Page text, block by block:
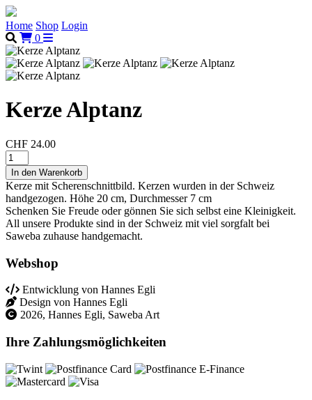
Home Shop Login
0
Kerze Alptanz
CHF 24.00
Kerze mit Scherenschnittbild. Kerzen wurden in der Schweiz
handgezogen. Höhe 20 cm, Durchmesser 7 cm
Schenken Sie Freude oder gönnen Sie sich selbst eine Kleinigkeit.
All unsere Produkte sind in der Schweiz mit viel sorgfalt bei
Saweba zuhause handgemacht.
Webshop
Entwicklung von Hannes Egli
Design von Hannes Egli
2026, Hannes Egli, Saweba Art
Ihre Zahlungsmöglichkeiten